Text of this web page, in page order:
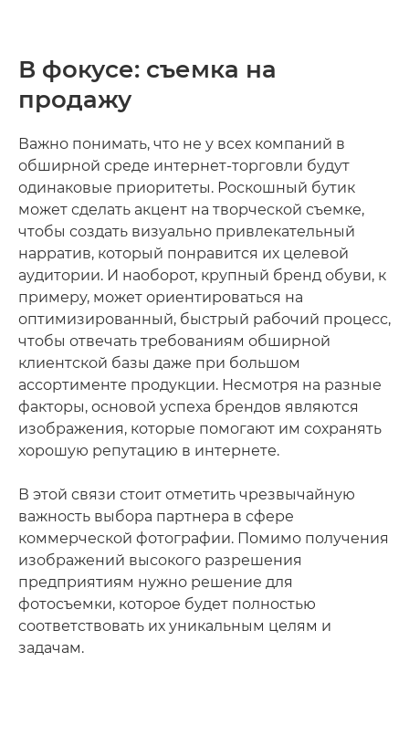
В фокусе: съемка на
продажу
Важно понимать, что не у всех компаний в
обширной среде интернет-торговли будут
одинаковые приоритеты. Роскошный бутик
может сделать акцент на творческой съемке,
чтобы создать визуально привлекательный
нарратив, который понравится их целевой
аудитории. И наоборот, крупный бренд обуви, к
примеру, может ориентироваться на
оптимизированный, быстрый рабочий процесс,
чтобы отвечать требованиям обширной
клиентской базы даже при большом
ассортименте продукции. Несмотря на разные
факторы, основой успеха брендов являются
изображения, которые помогают им сохранять
хорошую репутацию в интернете.
В этой связи стоит отметить чрезвычайную
важность выбора партнера в сфере
коммерческой фотографии. Помимо получения
изображений высокого разрешения
предприятиям нужно решение для
фотосъемки, которое будет полностью
соответствовать их уникальным целям и
задачам.